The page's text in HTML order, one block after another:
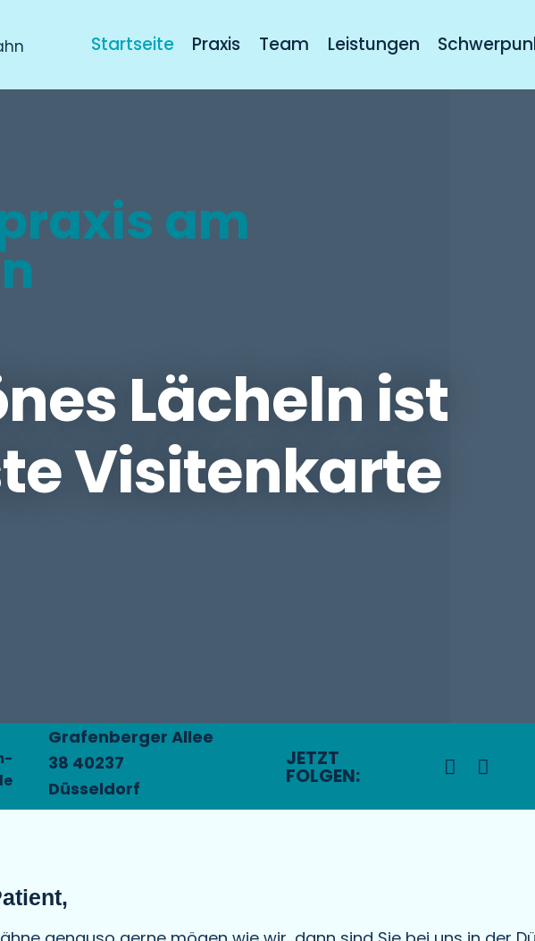
Startseite Praxis Team Leistungen
am
Lächeln ist
Visitenkarte
Grafenberger Allee
38 40237
Düsseldorf
JETZT
FOLGEN: